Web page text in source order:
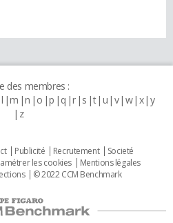
des membres :
l m n o p q r s t u v w x y
z
Publicité Recrutement
Societé
les cookies
Mentions légales
© 2022 CCM Benchmark